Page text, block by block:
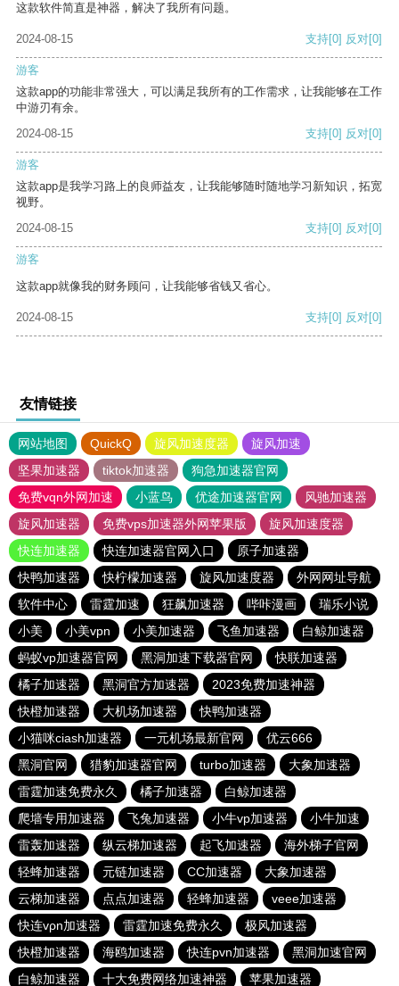
这款软件简直是神器，解决了我所有问题。
2024-08-15 支持[0] 反对[0]
游客
这款app的功能非常强大，可以满足我所有的工作需求，让我能够在工作
中游刃有余。
2024-08-15
支持[0] 反对[0]
游客
这款app是我学习路上的良师益友，让我能够随时随地学习新知识，拓宽
视野。
2024-08-15
支持[0] 反对[0]
游客
这款app就像我的财务顾问，让我能够省钱又省心。
2024-08-15 支持[0] 反对[0]
友情链接
网站地图 QuickQ 旋风加速度器
旋风加速
坚果加速器
tiktok加速器
狗急加速器官网
免费vqn外网加速
小蓝鸟 优途加速器官网
风驰加速器
旋风加速器
免费vps加速器外网苹果版
旋风加速度器
快连加速器
快连加速器官网入口
原子加速器
快鸭加速器
快柠檬加速器 旋风加速度器
外网网址导航
软件中心
雷霆加速 狂飙加速器 哔咔漫画
瑞乐小说
小美
小美vpn 小美加速器 飞鱼加速器
白鲸加速器
蚂蚁vp加速器官网
黑洞加速下载器官网
快联加速器
橘子加速器
黑洞官方加速器
2023免费加速神器
快橙加速器
大机场加速器
快鸭加速器
小猫咪ciash加速器
一元机场最新官网
优云666
黑洞官网
猎豹加速器官网 turbo加速器
大象加速器
雷霆加速免费永久
橘子加速器
白鲸加速器
爬墙专用加速器
飞兔加速器 小牛vp加速器
小牛加速
雷轰加速器
纵云梯加速器 起飞加速器
海外梯子官网
轻蜂加速器
元链加速器 CC加速器
大象加速器
云梯加速器
点点加速器 轻蜂加速器
veee加速器
快连vρn加速器
雷霆加速免费永久
极风加速器
快橙加速器
海鸥加速器 快连pvn加速器
黑洞加速官网
白鲸加速器
十大免费网络加速神器 苹果加速器